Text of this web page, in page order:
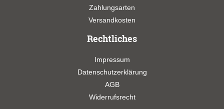
Zahlungsarten
Versandkosten
Rechtliches
Impressum
Datenschutzerklärung
AGB
Widerrufsrecht